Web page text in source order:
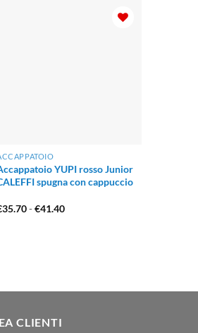
YUPI rosso Junior
spugna con cappuccio
35.70-€41.40Fascia
CLIENTI